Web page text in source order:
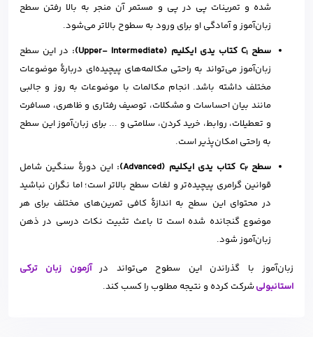
شده و تمرینات پی در پی و مستمر آن منجر به بالا رفتن سطح
زبان‌آموز و آمادگی او برای ورود به سطوح بالاتر می‌شود.
سطح C1 کتاب یدی ایکلیم (Upper- Intermediate):
در این سطح
زبان‌آموز می‌تواند به راحتی مکالمه‌های پیچیده‌ای دربارهٔ موضوعات
مختلف داشته باشد. انجام مکالمات با موضوعات به روز و جالبی
مانند بیان احساسات و مشکلات، توصیف رفتاری و ظاهری، مسافرت
و تعطیلات، روابط، خرید کردن، سلامتی و ... برای زبان‌آموز این سطح
به راحتی امکان‌پذیر است.
سطح C2 کتاب یدی ایکلیم (Advanced):
این دورهٔ سنگین شامل
قوانین گرامری پیچیده‌تر و لغات سطح بالاتر است؛ اما نگران نباشید
در محتوای این سطح به اندازهٔ کافی تمرین‌های مختلف برای هر
موضوع گنجانده شده است تا باعث تثبیت نکات درسی در ذهن
زبان‌آموز ‌شود.
زبان‌آموز با گذراندن این سطوح می‌تواند درآزمون‌ زبان ترکی
استانبولی شرکت کرده و نتیجه مطلوب را کسب کند.